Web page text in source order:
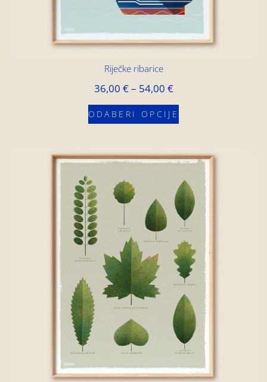
Riječke ribarice
36,00 €– 54,00 €
ODABERI OPCIJE